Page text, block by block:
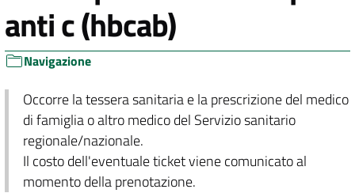
anti c (hbcab)
Navigazione
Occorre la tessera sanitaria e la prescrizione del medico
di famiglia o altro medico del Servizio sanitario
regionale/nazionale.
Il costo dell'eventuale ticket viene comunicato al
momento della prenotazione.